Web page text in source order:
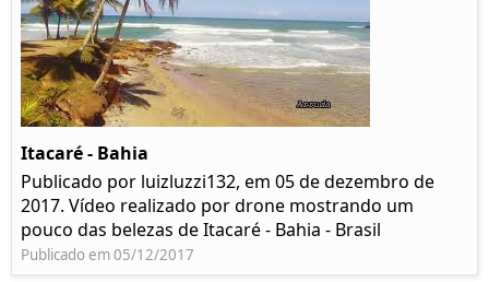
Itacaré - Bahia
Publicado por luizluzzi132, em 05 de dezembro de
2017. Vídeo realizado por drone mostrando um
pouco das belezas de Itacaré - Bahia - Brasil
Publicado em 05/12/2017